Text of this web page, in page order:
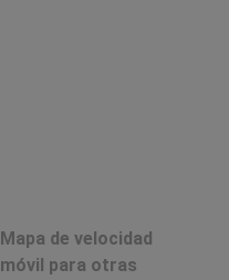
Mapa de velocidad
móvil para otras